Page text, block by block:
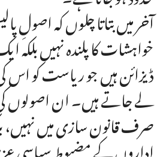
آخر میں بتاتا چلوں کہ اصولِ
خواہشات کا پلندہ نہیں بلکہ
ڈیزائن ہیں جو ریاست کو
لے جاتے ہیں۔ ان اصولوں کی
صرف قانون سازی میں نہیں،
اداروں کے مضبوط سیاسی